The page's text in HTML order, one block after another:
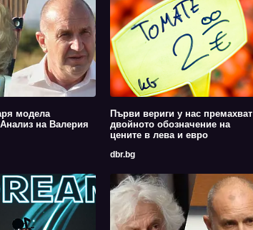
модела
на Валерия
Първи вериги у нас премахват
двойното обозначение на
цените в лева и евро
dbr.bg